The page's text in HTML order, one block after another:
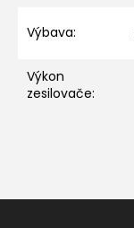
Výbava:
Výkon
zesilovače: